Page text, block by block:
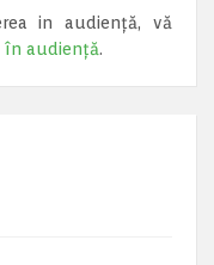
in audiență, vă
în audiență.